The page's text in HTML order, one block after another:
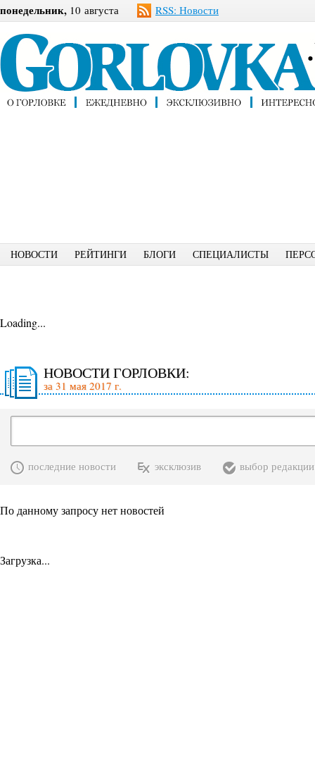
понедельник, 10 августа RSS: Новости
НОВОСТИ РЕЙТИНГИ БЛОГИ СПЕЦИАЛИСТЫ
Loading...
НОВОСТИ ГОРЛОВКИ:
за 31 мая 2017 г.
последние новости эксклюзив выбор редакции
По данному запросу нет новостей
Загрузка...